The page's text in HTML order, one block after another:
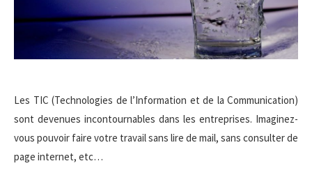
Les TIC (Technologies de l’Information et de la Communication)
sont devenues incontournables dans les entreprises. Imaginez-
vous pouvoir faire votre travail sans lire de mail, sans consulter de
page internet, etc…